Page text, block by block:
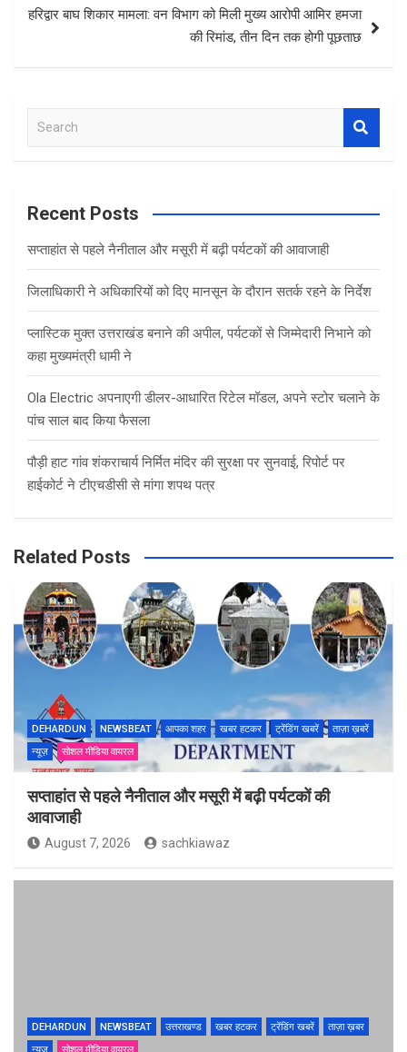
हरिद्वार बाघ शिकार मामला: वन विभाग को मिली मुख्य आरोपी आमिर हमजा
की रिमांड, तीन दिन तक होगी पूछताछ
a
c
Recent Posts
सप्ताहांत से पहले नैनीताल और मसूरी में बढ़ी पर्यटकों की आवाजाही
जिलाधिकारी ने अधिकारियों को दिए मानसून के दौरान सतर्क रहने के निर्देश
प्लास्टिक मुक्त उत्तराखंड बनाने की अपील, पर्यटकों से जिम्मेदारी निभाने को
कहा मुख्यमंत्री धामी ने
Ola Electric अपनाएगी डीलर-आधारित रिटेल मॉडल, अपने स्टोर चलाने के
पांच साल बाद किया फैसला
पौड़ी हाट गांव शंकराचार्य निर्मित मंदिर की सुरक्षा पर सुनवाई, रिपोर्ट पर
हाईकोर्ट ने टीएचडीसी से मांगा शपथ पत्र
Related Posts
DEHARDUN NEWSBEAT आपका शहर खबर हटकर ट्रेंडिंग खबरें
ताज़ा ख़बरें
न्यूज़
सोशल मीडिया वायरल
सप्ताहांत से पहले नैनीताल और मसूरी में बढ़ी पर्यटकों की
आवाजाही
August 7, 2026 sachkiawaz
DEHARDUN NEWSBEAT उत्तराखण्ड खबर हटकर ट्रेंडिंग खबरें
ताज़ा ख़बर
न्यूज़
सोशल मीडिया वायरल